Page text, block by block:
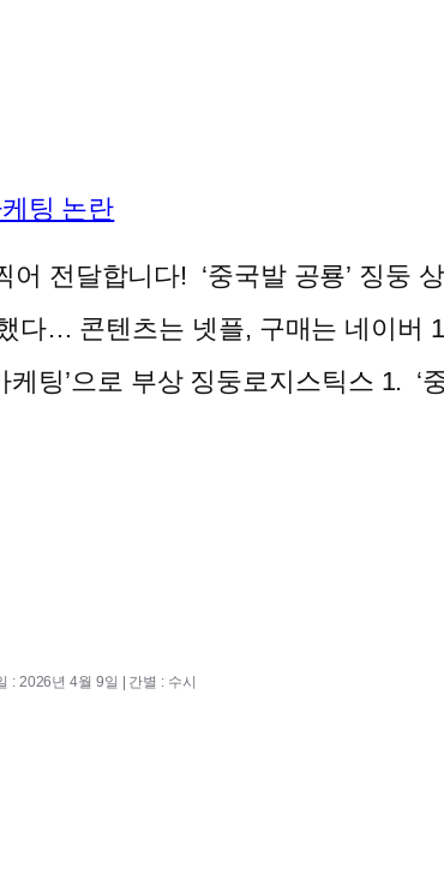
팅 논란
전달합니다! ‘중국발 공룡’ 징
다… 콘텐츠는 넷플, 구매는 네이
팅’으로 부상 징둥로지스틱스 1. ‘
: 2026년 4월 9일 | 간별 : 수시